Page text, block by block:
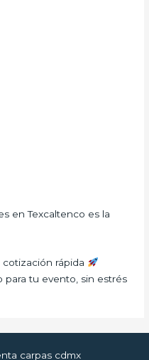
en Texcaltenco es la
rápida
para tu evento, sin estrés
carpas cdmx